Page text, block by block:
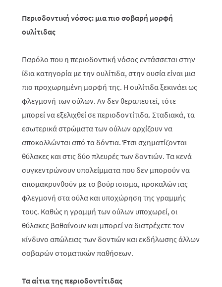
Περιοδοντική νόσος: μια πιο σοβαρή μορφή
ουλίτιδας
Παρόλο που η περιοδοντική νόσος εντάσσεται στην
ίδια κατηγορία με την ουλίτιδα, στην ουσία είναι μια
πιο προχωρημένη μορφή της. Η ουλίτιδα ξεκινάει ως
φλεγμονή των ούλων. Αν δεν θεραπευτεί, τότε
μπορεί να εξελιχθεί σε περιοδοντίτιδα. Σταδιακά, τα
εσωτερικά στρώματα των ούλων αρχίζουν να
αποκολλώνται από τα δόντια. Έτσι σχηματίζονται
θύλακες και στις δύο πλευρές των δοντιών. Τα κενά
συγκεντρώνουν υπολείμματα που δεν μπορούν να
απομακρυνθούν με το βούρτσισμα, προκαλώντας
φλεγμονή στα ούλα και υποχώρηση της γραμμής
τους. Καθώς η γραμμή των ούλων υποχωρεί, οι
θύλακες βαθαίνουν και μπορεί να διατρέχετε τον
κίνδυνο απώλειας των δοντιών και εκδήλωσης άλλων
σοβαρών στοματικών παθήσεων.
Τα αίτια της περιοδοντίτιδας